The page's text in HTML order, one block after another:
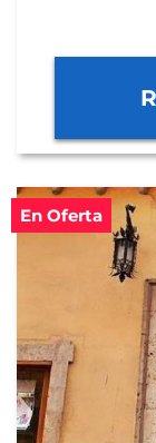
En Oferta